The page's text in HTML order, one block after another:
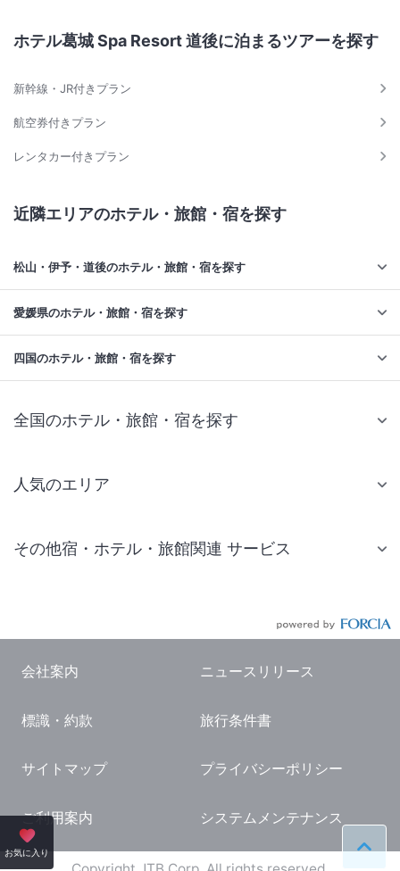
お気に入り ペー
ホテル葛城 Spa Resort 道後に泊まるツアーを探す
新幹線・JR付きプラン
航空券付きプラン
レンタカー付きプラン
近隣エリアのホテル・旅館・宿を探す
松山・伊予・道後のホテル・旅館・宿を探す
愛媛県のホテル・旅館・宿を探す
四国のホテル・旅館・宿を探す
全国のホテル・旅館・宿を探す
人気のエリア
仙台 ホテル
東京ドーム ホテル
横浜 ホテル
熱海 ホテル
京都 ホテル
大阪 ホテル
その他宿・ホテル・旅館関連 サービス
国内観光ガイド
旅行・観光情報
会社案内 ニュースリリース
標識・約款 旅行条件書
サイトマップ プライバシーポリシー
ご利用案内 システムメンテナンス